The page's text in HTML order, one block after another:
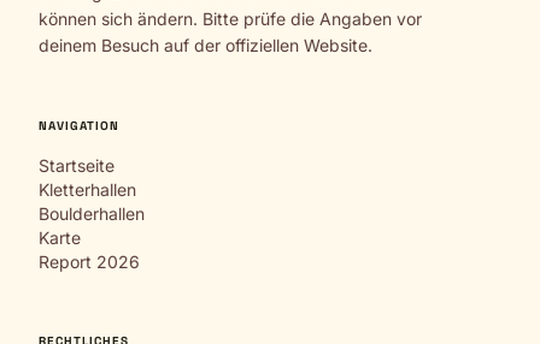
können sich ändern. Bitte prüfe die Angaben vor
deinem Besuch auf der offiziellen Website.
NAVIGATION
Startseite
Kletterhallen
Boulderhallen
Karte
Report 2026